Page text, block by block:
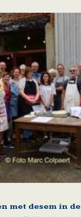
met desem in de